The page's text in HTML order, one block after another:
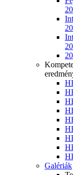
Galériák